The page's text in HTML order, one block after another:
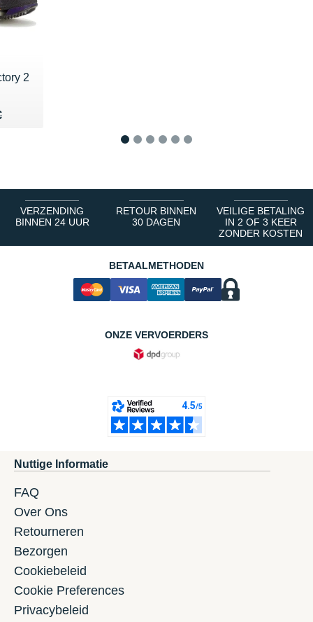
2
€
VERZENDING
BINNEN 24 UUR
RETOUR BINNEN
30 DAGEN
VEILIGE BETALING
IN 2 OF 3 KEER
ZONDER KOSTEN
BETAALMETHODEN
ONZE VERVOERDERS
Nuttige Informatie
FAQ
Over Ons
Retourneren
Bezorgen
Cookiebeleid
Cookie Preferences
Privacybeleid